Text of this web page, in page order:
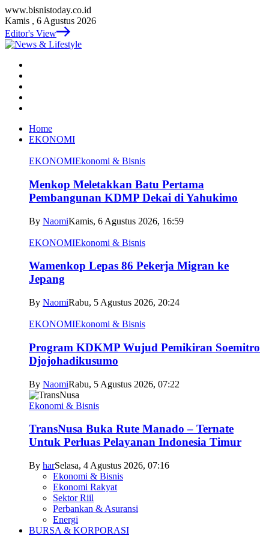
www.bisnistoday.co.id
Kamis , 6 Agustus 2026
Editor's View
Home
EKONOMI
EKONOMIEkonomi & Bisnis
Menkop Meletakkan Batu Pertama
Pembangunan KDMP Dekai di Yahukimo
By NaomiKamis, 6 Agustus 2026, 16:59
EKONOMIEkonomi & Bisnis
Wamenkop Lepas 86 Pekerja Migran ke
Jepang
By NaomiRabu, 5 Agustus 2026, 20:24
EKONOMIEkonomi & Bisnis
Program KDKMP Wujud Pemikiran Soemitro
Djojohadikusumo
By NaomiRabu, 5 Agustus 2026, 07:22
Ekonomi & Bisnis
TransNusa Buka Rute Manado – Ternate
Untuk Perluas Pelayanan Indonesia Timur
By harSelasa, 4 Agustus 2026, 07:16
Ekonomi & Bisnis
Ekonomi Rakyat
Sektor Riil
Perbankan & Asuransi
Energi
BURSA & KORPORASI